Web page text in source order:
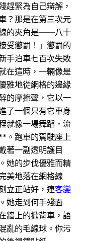
趕緊為自己辯解，
？那是在第三次元
線的夾角是——八十
受懲罰！」懲罰的
手泊車七百次失敗
在這時，一輛像是
雅地從網格的邊緣
的摩擦聲，它以一
了一個只有它車身
就像一場舞蹈，流
。跑車的駕駛座上
著一副透明護目
她的步伐優雅而精
美地落在網格線
立正站好，連客變
她走到何手殘面
牆上的掀背車，語
亂的毛線球。你污